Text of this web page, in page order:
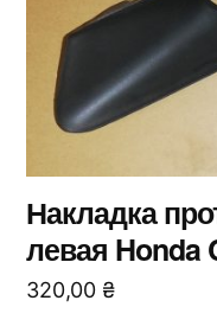
Накладка
левая Honda
320,00 ₴